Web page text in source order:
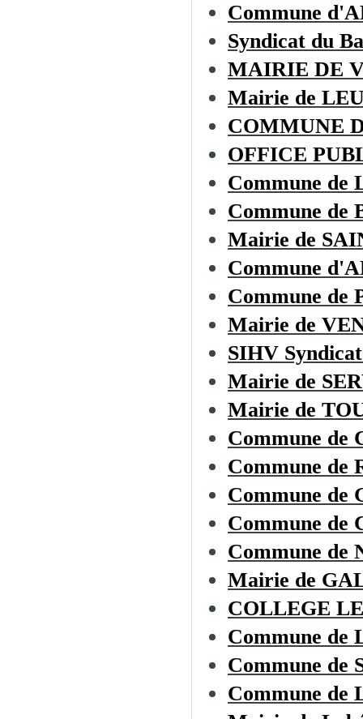
Commune
Syndicat du
MAIRIE DE
Mairie de
COMMUNE
OFFICE
Commune de
Commune de
Mairie de
Commune
Commune de
Mairie de
SIHV
Mairie de
Mairie de
Commune de
Commune
Commune de
Commune de
Commune de
Mairie de
COLLEGE
Commune de
Commune de
Commune de